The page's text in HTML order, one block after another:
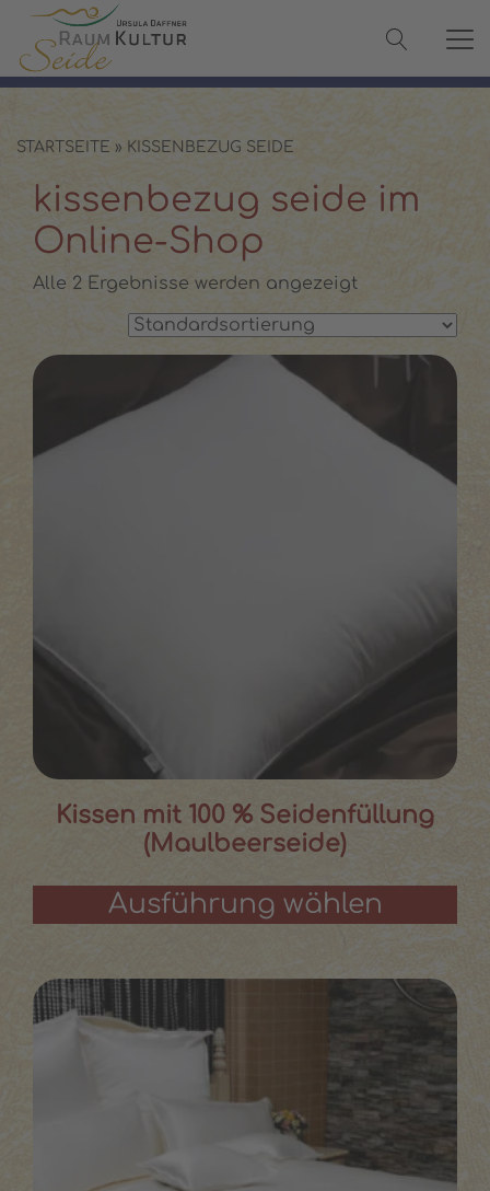
✓ 100 % Maulbeerseide
✓ Versand in 2–3 Werktagen
✓ Persönliche Beratung:
STARTSEITE » KISSENBEZUG SEIDE
kissenbezug seide im
Online-Shop
Alle 2 Ergebnisse werden angezeigt
Kissen mit 100 % Seidenfüllung
(Maulbeerseide)
Ausführung wählen